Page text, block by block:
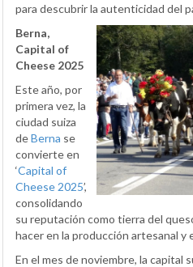
para descubrir la autenticidad del
Berna,
Capital of
Cheese 2025
Este año, por
primera vez, la
ciudad suiza
deBerna se
convierte en
‘Capital of
Cheese 2025’,
consolidando
su reputación como tierra del
hacer en la producción artesanal y
En el mes de noviembre, la capital